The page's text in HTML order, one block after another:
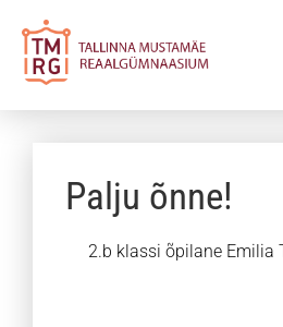
Palju õnne!
2.b klassi õpilane Emilia